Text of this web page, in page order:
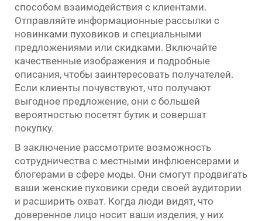
способом взаимодействия с клиентами.
Отправляйте информационные рассылки с
новинками пуховиков и специальными
предложениями или скидками. Включайте
качественные изображения и подробные
описания, чтобы заинтересовать получателей.
Если клиенты почувствуют, что получают
выгодное предложение, они с большей
вероятностью посетят бутик и совершат
покупку.
В заключение рассмотрите возможность
сотрудничества с местными инфлюенсерами и
блогерами в сфере моды. Они смогут продвигать
ваши женские пуховики среди своей аудитории
и расширить охват. Когда люди видят, что
доверенное лицо носит ваши изделия, у них